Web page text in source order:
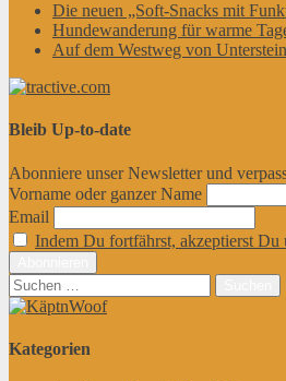
Die neuen „Soft-Snacks mit
Hundewanderung für warme
Auf dem Westweg von
Bleib Up-to-date
Abonniere unser Newsletter und
Vorname oder ganzer Name
Email
Indem Du fortfährst, akzeptierst Du
Suchen
nach:
Kategorien